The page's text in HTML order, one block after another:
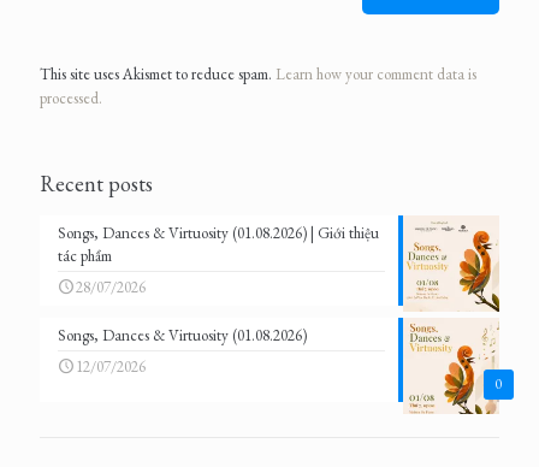
This site uses Akismet to reduce spam. Learn how your comment data is
processed.
Recent posts
Songs, Dances & Virtuosity (01.08.2026) | Giới thiệu
tác phẩm
28/07/2026
0
Songs, Dances & Virtuosity (01.08.2026)
12/07/2026